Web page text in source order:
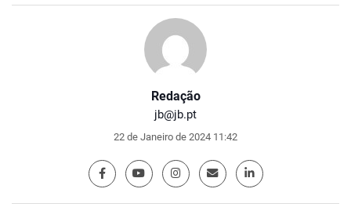
Redação
jb@jb.pt
22 de Janeiro de 2024 11:42